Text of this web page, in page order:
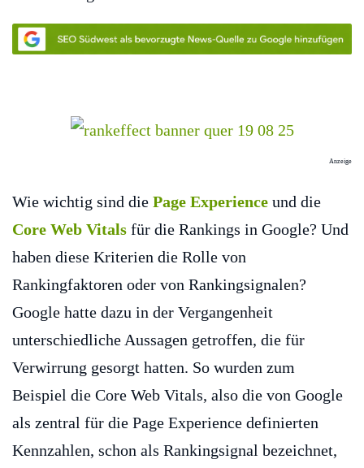
Anzeige
Wie wichtig sind die Page Experience und die
Core Web Vitals für die Rankings in Google? Und
haben diese Kriterien die Rolle von
Rankingfaktoren oder von Rankingsignalen?
Google hatte dazu in der Vergangenheit
unterschiedliche Aussagen getroffen, die für
Verwirrung gesorgt hatten. So wurden zum
Beispiel die Core Web Vitals, also die von Google
als zentral für die Page Experience definierten
Kennzahlen, schon als Rankingsignal bezeichnet,